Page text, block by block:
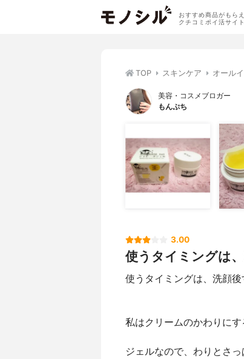
おすすめ商品がもら
クチコミポイ活サイト
TOP スキンケア オール
美容・コスメブロガー
もんぷち
3.00
使うタイミングは
使うタイミングは、洗顔
私はクリームのかわりにす
ジェルなので、わりとさ